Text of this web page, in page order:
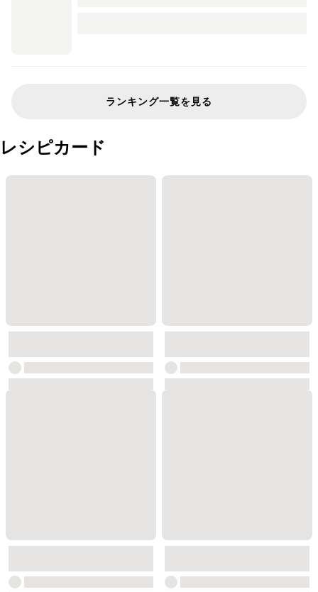
ランキング一覧を見る
レシピカード